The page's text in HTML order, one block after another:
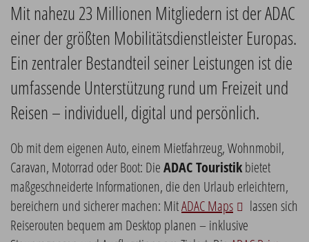
Mit nahezu 23 Millionen Mitgliedern ist der ADAC
einer der größten Mobilitätsdienstleister Europas.
Ein zentraler Bestandteil seiner Leistungen ist die
umfassende Unterstützung rund um Freizeit und
Reisen – individuell, digital und persönlich.
Ob mit dem eigenen Auto, einem Mietfahrzeug, Wohnmobil,
Caravan, Motorrad oder Boot: DieADAC Touristikbietet
maßgeschneiderte Informationen, die den Urlaub erleichtern,
bereichern und sicherer machen: MitADAC Maps
lassen sich
Reiserouten bequem am Desktop planen – inklusive